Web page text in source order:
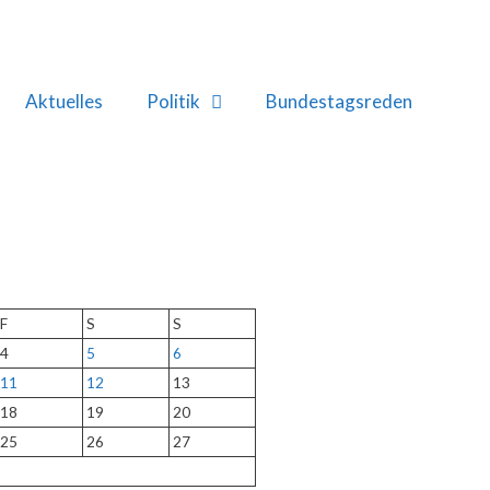
Aktuelles Politik Bundestagsreden
F S
S
4
5
6
11
12
13
18
19
20
25
26 27